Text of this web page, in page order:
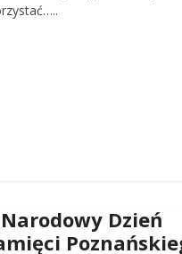
Narodowy Dzień